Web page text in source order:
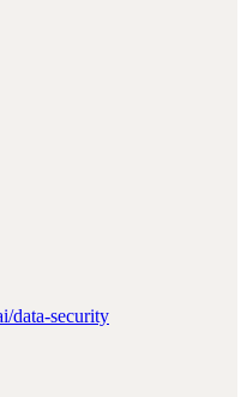
data-security